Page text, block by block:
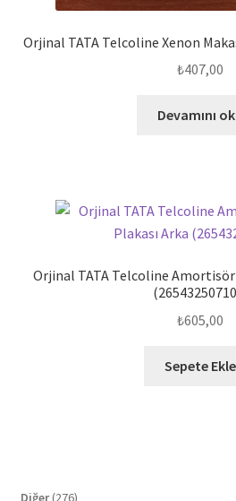
Orjinal TATA Telcoline Xenon
₺407,00
Devamını
Orjinal TATA Telcoline Amortisör
₺605,00
Sepete Ekle
Diğer 276276